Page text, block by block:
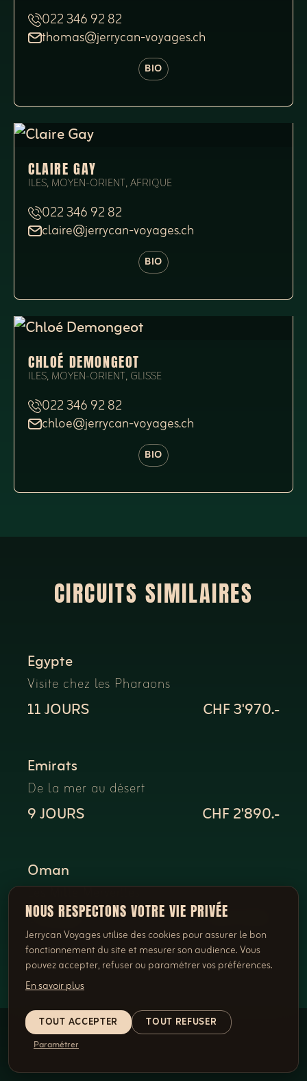
NOUS RESPECTONS VOTRE VIE PRIVÉE
Jerrycan Voyages utilise des cookies pour assurer le bon
fonctionnement du site et mesurer son audience. Vous
pouvez accepter, refuser ou paramétrer vos préférences.
En savoir plus
TOUT ACCEPTER TOUT REFUSER
Paramétrer
022 346 92 82
thomas@jerrycan-voyages.ch
BIO
CLAIRE GAY
ILES, MOYEN-ORIENT, AFRIQUE
022 346 92 82
claire@jerrycan-voyages.ch
BIO
CHLOÉ DEMONGEOT
ILES, MOYEN-ORIENT, GLISSE
022 346 92 82
chloe@jerrycan-voyages.ch
BIO
CIRCUITS SIMILAIRES
Egypte
Visite chez les Pharaons
11 JOURS CHF 3'970.-
Emirats
De la mer au désert
9 JOURS CHF 2'890.-
Oman
Les Mille Merveilles
8 JOURS CHF 4'790.-